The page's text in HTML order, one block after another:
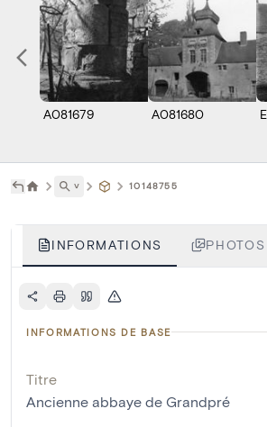
A081679 A081680
˅ 10148755
INFORMATIONS
INFORMATIONS DE BASE
Titre
Ancienne abbaye de Grandpré